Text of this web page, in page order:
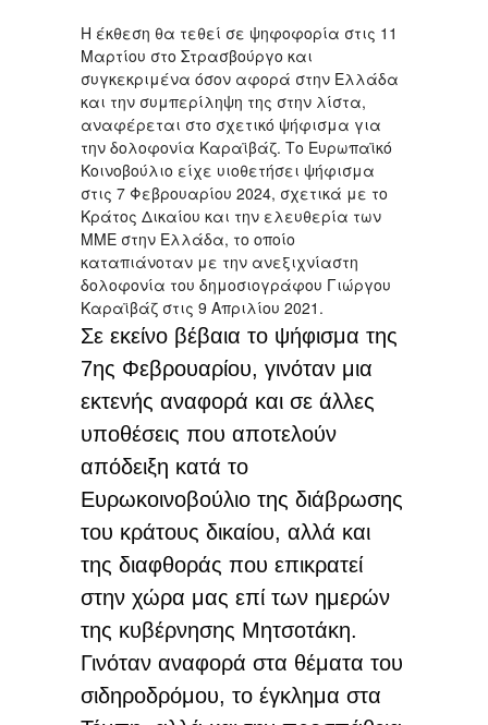
Η έκθεση θα τεθεί σε ψηφοφορία στις 11
Μαρτίου στο Στρασβούργο και
συγκεκριμένα όσον αφορά στην Ελλάδα
και την συμπερίληψη της στην λίστα,
αναφέρεται στο σχετικό ψήφισμα για
την δολοφονία Καραϊβάζ. Το Ευρωπαϊκό
Κοινοβούλιο είχε υιοθετήσει ψήφισμα
στις 7 Φεβρουαρίου 2024, σχετικά με το
Κράτος Δικαίου και την ελευθερία των
ΜΜΕ στην Ελλάδα, το οποίο
καταπιάνοταν με την ανεξιχνίαστη
δολοφονία του δημοσιογράφου Γιώργου
Καραϊβάζ στις 9 Απριλίου 2021.
Σε εκείνο βέβαια το ψήφισμα της
7ης Φεβρουαρίου, γινόταν μια
εκτενής αναφορά και σε άλλες
υποθέσεις που αποτελούν
απόδειξη κατά το
Ευρωκοινοβούλιο της διάβρωσης
του κράτους δικαίου, αλλά και
της διαφθοράς που επικρατεί
στην χώρα μας επί των ημερών
της κυβέρνησης Μητσοτάκη.
Γινόταν αναφορά στα θέματα του
σιδηροδρόμου, το έγκλημα στα